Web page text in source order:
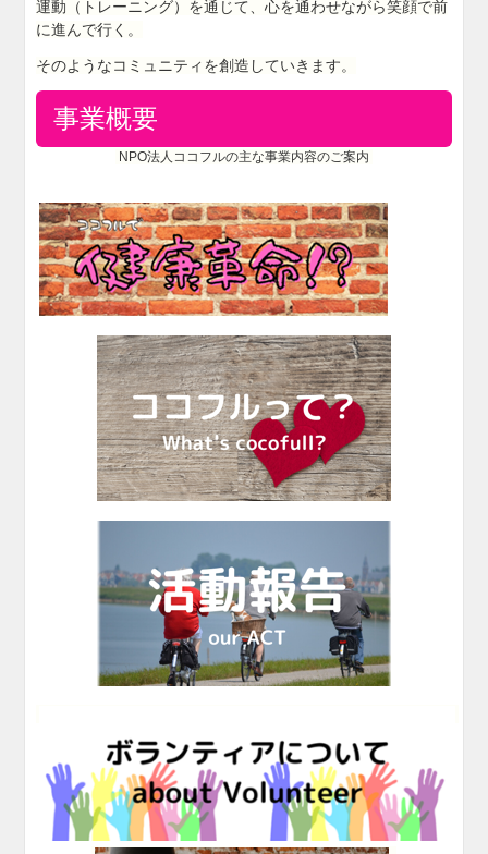
運動（トレーニング）を通じて、心を通わせながら笑顔で前
に進んで行く。
そのようなコミュニティを創造していきます。
事業概要
NPO法人ココフルの主な事業内容のご案内